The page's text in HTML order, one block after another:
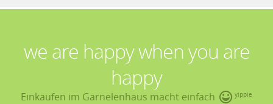
we are happy when you are
happy
Einkaufen im Garnelenhaus macht einfach yippie